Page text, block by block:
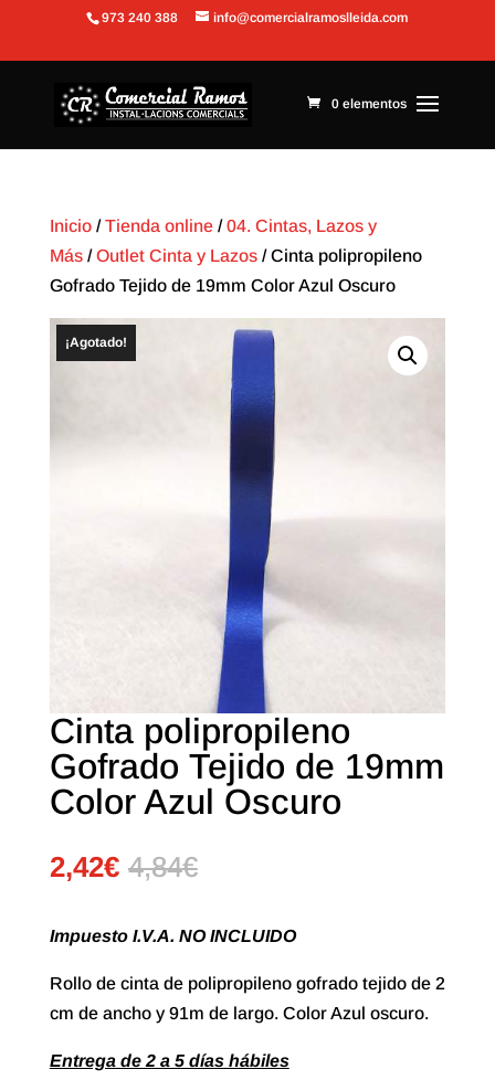
Abrir barra de herramientas
973 240 388 info@comercialramoslleida.com
0 elementos
Inicio/Tienda online/04. Cintas, Lazos y
Más/Outlet Cinta y Lazos/ Cinta polipropileno
Gofrado Tejido de 19mm Color Azul Oscuro
¡Agotado!
Cinta polipropileno
Gofrado Tejido de 19mm
Color Azul Oscuro
2,42€ 4,84€
Impuesto I.V.A. NO INCLUIDO
Rollo de cinta de polipropileno gofrado tejido de 2
cm de ancho y 91m de largo. Color Azul oscuro.
Entrega de 2 a 5 días hábiles